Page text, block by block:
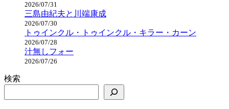
2026/07/31
三島由紀夫と川端康成
2026/07/30
トゥインクル・トゥインクル・キラー・カーン
2026/07/28
汁無しフォー
2026/07/26
検索